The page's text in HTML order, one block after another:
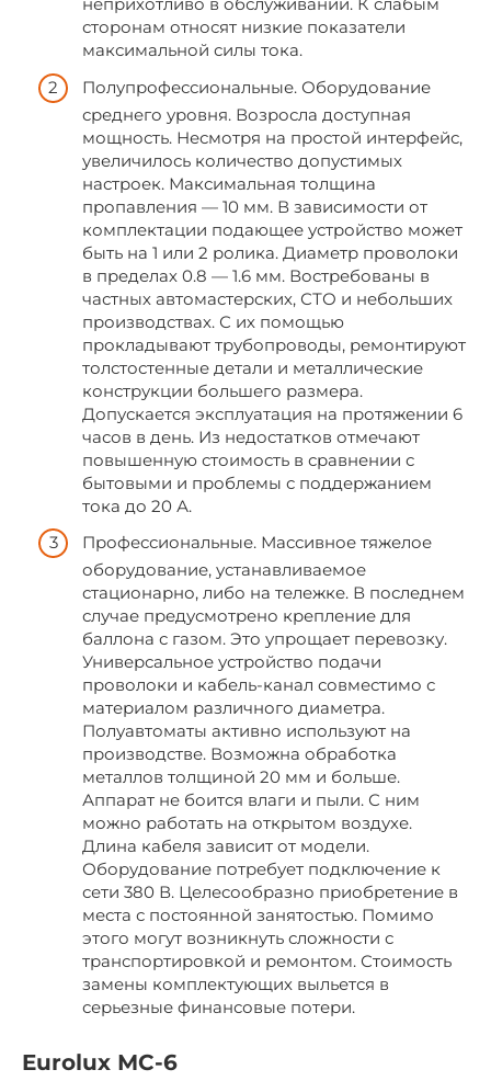
сторонам относят низкие показатели
максимальной силы тока.
Полупрофессиональные. Оборудование
среднего уровня. Возросла доступная
мощность. Несмотря на простой интерфейс,
увеличилось количество допустимых
настроек. Максимальная толщина
пропавления — 10 мм. В зависимости от
комплектации подающее устройство может
быть на 1 или 2 ролика. Диаметр проволоки
в пределах 0.8 — 1.6 мм. Востребованы в
частных автомастерских, СТО и небольших
производствах. С их помощью
прокладывают трубопроводы, ремонтируют
толстостенные детали и металлические
конструкции большего размера.
Допускается эксплуатация на протяжении 6
часов в день. Из недостатков отмечают
повышенную стоимость в сравнении с
бытовыми и проблемы с поддержанием
тока до 20 А.
Профессиональные. Массивное тяжелое
оборудование, устанавливаемое
стационарно, либо на тележке. В последнем
случае предусмотрено крепление для
баллона с газом. Это упрощает перевозку.
Универсальное устройство подачи
проволоки и кабель-канал совместимо с
материалом различного диаметра.
Полуавтоматы активно используют на
производстве. Возможна обработка
металлов толщиной 20 мм и больше.
Аппарат не боится влаги и пыли. С ним
можно работать на открытом воздухе.
Длина кабеля зависит от модели.
Оборудование потребует подключение к
сети 380 В. Целесообразно приобретение в
места с постоянной занятостью. Помимо
этого могут возникнуть сложности с
транспортировкой и ремонтом. Стоимость
замены комплектующих выльется в
серьезные финансовые потери.
Eurolux МС-6